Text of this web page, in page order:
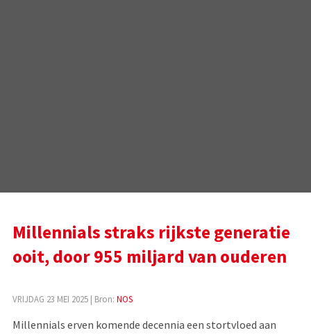
Millennials straks rijkste generatie
ooit, door 955 miljard van ouderen
VRIJDAG 23 MEI 2025| Bron: NOS
Millennials erven komende decennia een stortvloed aan